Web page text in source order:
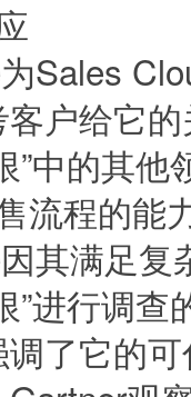
Sales
户给它
”中的其
流程的能
其满足复
”进行调
了它的